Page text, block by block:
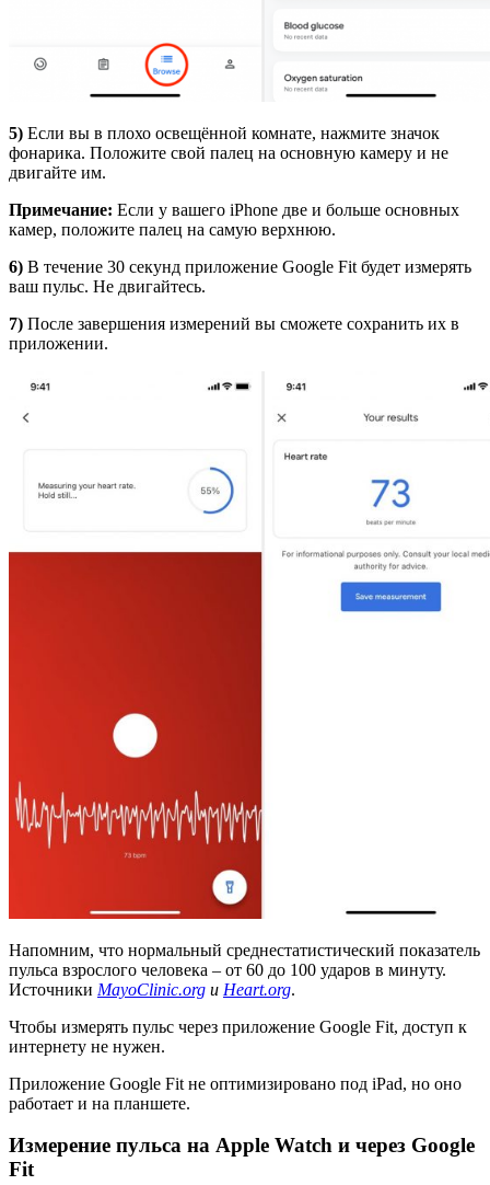
5) Если вы в плохо освещённой комнате, нажмите значок
фонарика. Положите свой палец на основную камеру и не
двигайте им.
Примечание: Если у вашего iPhone две и больше основных
камер, положите палец на самую верхнюю.
6) В течение 30 секунд приложение Google Fit будет измерять
ваш пульс. Не двигайтесь.
7) После завершения измерений вы сможете сохранить их в
приложении.
Напомним, что нормальный среднестатистический показатель
пульса взрослого человека – от 60 до 100 ударов в минуту.
Источники MayoClinic.org и Heart.org.
Чтобы измерять пульс через приложение Google Fit, доступ к
интернету не нужен.
Приложение Google Fit не оптимизировано под iPad, но оно
работает и на планшете.
Измерение пульса на Apple Watch и через Google
Fit